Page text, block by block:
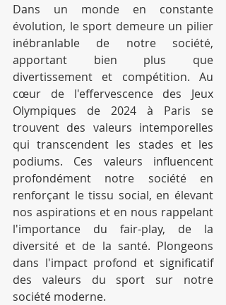
Dans un monde en constante
évolution, le sport demeure un pilier
inébranlable de notre société,
apportant bien plus que
divertissement et compétition. Au
cœur de l'effervescence des Jeux
Olympiques de 2024 à Paris se
trouvent des valeurs intemporelles
qui transcendent les stades et les
podiums. Ces valeurs influencent
profondément notre société en
renforçant le tissu social, en élevant
nos aspirations et en nous rappelant
l'importance du fair-play, de la
diversité et de la santé. Plongeons
dans l'impact profond et significatif
des valeurs du sport sur notre
société moderne.